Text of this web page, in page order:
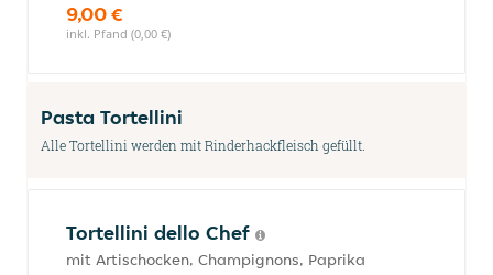
9,00 €
inkl. Pfand (0,00 €)
Pasta Tortellini
Alle Tortellini werden mit Rinderhackfleisch gefüllt.
Tortellini dello Chef
mit Artischocken, Champignons, Paprika